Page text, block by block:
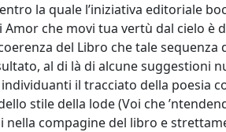
la quale l’iniziativa editoriale
che movi tua vertù dal cielo è
del Libro che tale sequenza
al di là di alcune suggestioni
il tracciato della poesia
stile della lode (Voi che
compagine del libro e